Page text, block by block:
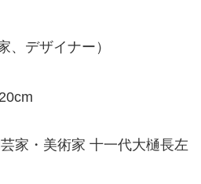
、デザイナー）
家・美術家 十一代大樋長左